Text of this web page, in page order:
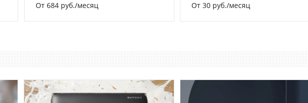
От 684 руб./месяц От 30 руб./месяц